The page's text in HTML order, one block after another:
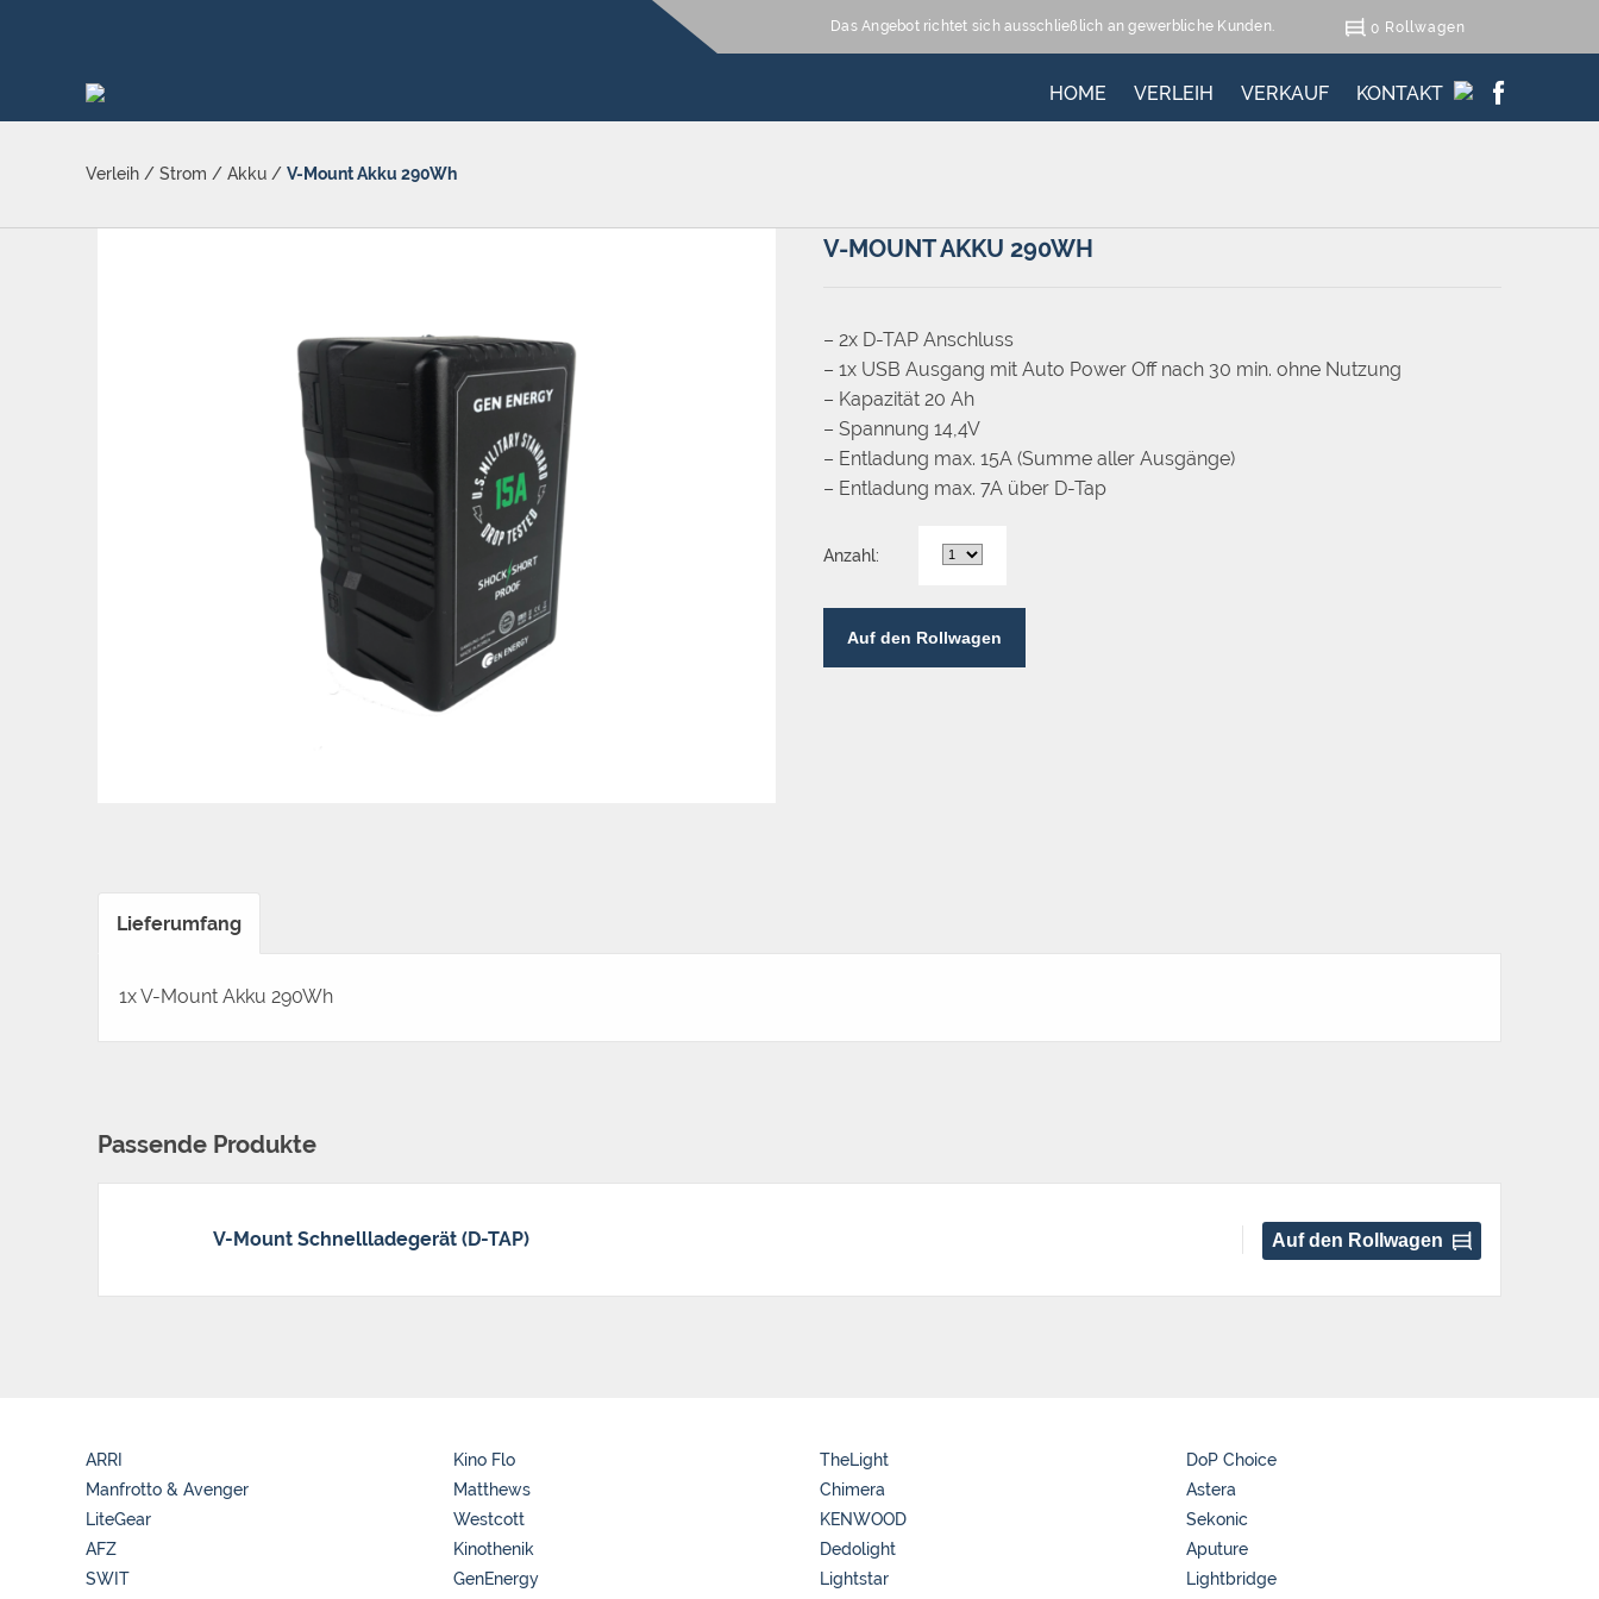
0 Rollwagen
Das Angebot richtet sich ausschließlich an gewerbliche Kunden.
HOME VERLEIH VERKAUF KONTAKT
Verleih / Strom / Akku / V-Mount Akku 290Wh
V-MOUNT AKKU 290WH
– 2x D-TAP Anschluss
– 1x USB Ausgang mit Auto Power Off nach 30 min. ohne Nutzung
– Kapazität 20 Ah
– Spannung 14,4V
– Entladung max. 15A (Summe aller Ausgänge)
– Entladung max. 7A über D-Tap
Anzahl:
Auf den Rollwagen
Lieferumfang
1x V-Mount Akku 290Wh
Passende Produkte
V-Mount Schnellladegerät (D-TAP) Auf den Rollwagen
ARRI
Manfrotto & Avenger
LiteGear
AFZ
SWIT
Kino Flo
Matthews
Westcott
Kinothenik
GenEnergy
TheLight
Chimera
KENWOOD
Dedolight
Lightstar
DoP Choice
Astera
Sekonic
Aputure
Lightbridge